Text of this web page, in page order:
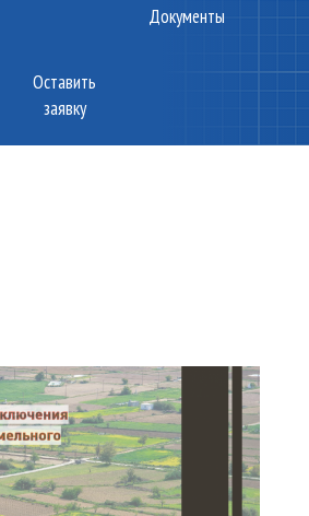
Документы
Оставить
заявку